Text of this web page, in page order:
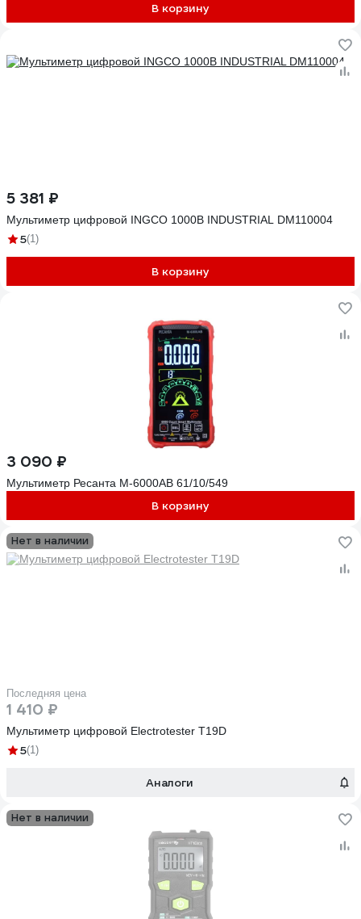
В корзину
5 381 ₽
Мультиметр цифровой INGCO 1000В INDUSTRIAL DM110004
5(1)
В корзину
3 090 ₽
Мультиметр Ресанта М-6000АВ 61/10/549
В корзину
Нет в наличии
Последняя цена
1 410 ₽
Мультиметр цифровой Electrotester T19D
5(1)
Аналоги
Нет в наличии